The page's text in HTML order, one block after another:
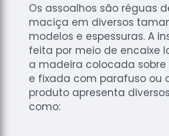
Raspagem
de Tacos
de
Madeiras
Raspagens
de Pisos
Tacos de
Os assoalhos são réguas
maciça em diversos
modelos e espessuras. A
feita por meio de encaixe
a madeira colocada
e fixada com parafuso ou
produto apresenta
como: